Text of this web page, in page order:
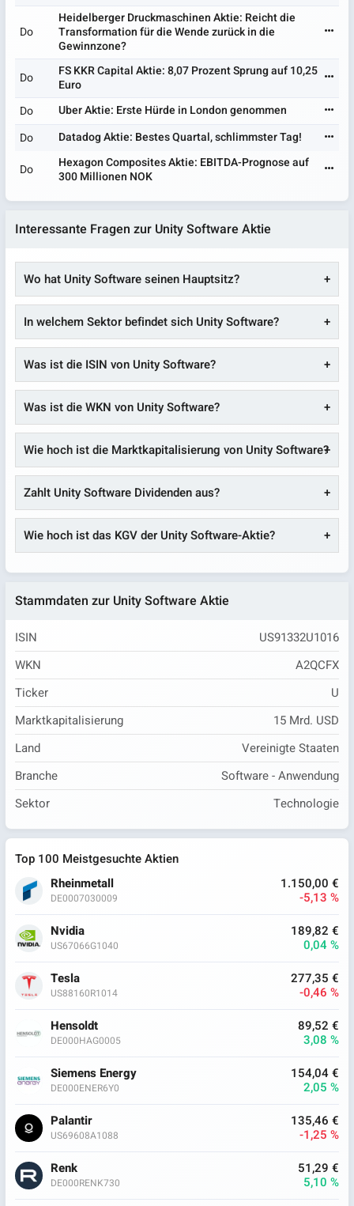
Do
Heidelberger Druckmaschinen Aktie: Reicht die
Transformation für die Wende zurück in die
Gewinnzone?
Do
FS KKR Capital Aktie: 8,07 Prozent Sprung auf 10,25
Euro
Do
Uber Aktie: Erste Hürde in London genommen
Do
Datadog Aktie: Bestes Quartal, schlimmster Tag!
Do
Hexagon Composites Aktie: EBITDA-Prognose auf
300 Millionen NOK
Interessante Fragen zur Unity Software Aktie
Wo hat Unity Software seinen Hauptsitz?
In welchem Sektor befindet sich Unity Software?
Was ist die ISIN von Unity Software?
Was ist die WKN von Unity Software?
Wie hoch ist die Marktkapitalisierung von Unity Software?
Zahlt Unity Software Dividenden aus?
Wie hoch ist das KGV der Unity Software-Aktie?
Stammdaten zur Unity Software Aktie
ISIN
US91332U1016
WKN
A2QCFX
Ticker
U
Marktkapitalisierung
15 Mrd. USD
Land
Vereinigte Staaten
Branche
Software - Anwendung
Sektor
Technologie
Top 100 Meistgesuchte Aktien
Rheinmetall
DE0007030009
1.150,00 €
-5,13 %
Nvidia
US67066G1040
189,82 €
0,04 %
Tesla
US88160R1014
277,35 €
-0,46 %
Hensoldt
DE000HAG0005
89,52 €
3,08 %
Siemens Energy
DE000ENER6Y0
154,04 €
2,05 %
Palantir
US69608A1088
135,46 €
-1,25 %
Renk
DE000RENK730
51,29 €
5,10 %